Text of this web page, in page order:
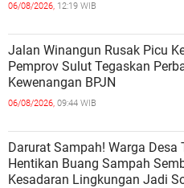
06/08/2026, 12:19 WIB
Jalan Winangun Rusak Picu
Pemprov Sulut Tegaskan
Kewenangan BPJN
06/08/2026, 09:44 WIB
Darurat Sampah! Warga Desa
Hentikan Buang Sampah
Kesadaran Lingkungan Jadi